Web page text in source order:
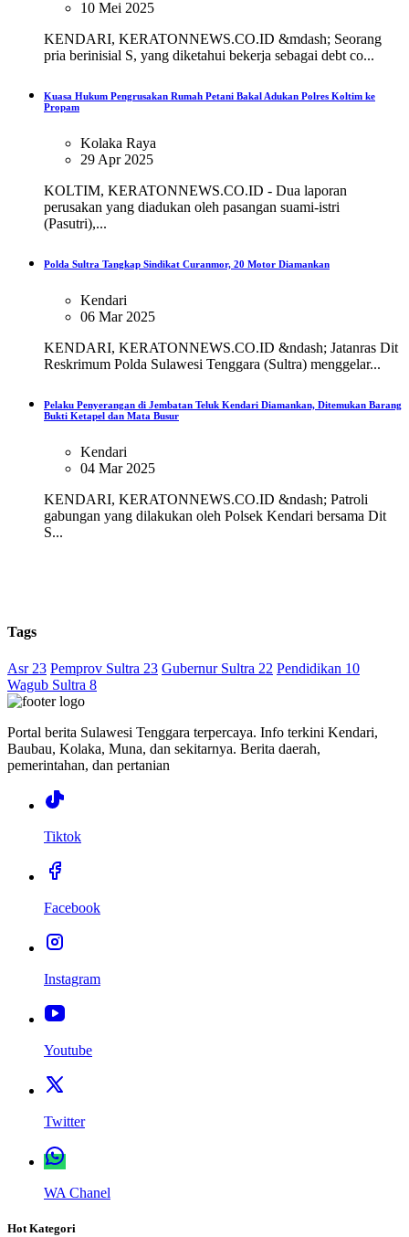
10 Mei 2025
KENDARI, KERATONNEWS.CO.ID &mdash; Seorang
pria berinisial S, yang diketahui bekerja sebagai debt co...
Kuasa Hukum Pengrusakan Rumah Petani Bakal Adukan Polres Koltim ke
Propam
Kolaka Raya
29 Apr 2025
KOLTIM, KERATONNEWS.CO.ID - Dua laporan
perusakan yang diadukan oleh pasangan suami-istri
(Pasutri),...
Polda Sultra Tangkap Sindikat Curanmor, 20 Motor Diamankan
Kendari
06 Mar 2025
KENDARI, KERATONNEWS.CO.ID &ndash; Jatanras Dit
Reskrimum Polda Sulawesi Tenggara (Sultra) menggelar...
Pelaku Penyerangan di Jembatan Teluk Kendari Diamankan, Ditemukan Barang
Bukti Ketapel dan Mata Busur
Kendari
04 Mar 2025
KENDARI, KERATONNEWS.CO.ID &ndash; Patroli
gabungan yang dilakukan oleh Polsek Kendari bersama Dit
S...
Tags
Asr 23 Pemprov Sultra 23 Gubernur Sultra 22 Pendidikan 10
Wagub Sultra 8
Portal berita Sulawesi Tenggara terpercaya. Info terkini Kendari,
Baubau, Kolaka, Muna, dan sekitarnya. Berita daerah,
pemerintahan, dan pertanian
Tiktok
Facebook
Instagram
Youtube
Twitter
WA Chanel
Hot Kategori